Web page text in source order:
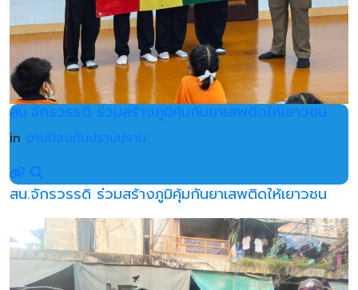
สน.จักรวรรดิ ร่วมสร้างภูมิคุ้มกันยาเสพติดให้เยาวชน
in งานป้องกันปราบปราม
สน.จักรวรรดิ ร่วมสร้างภูมิคุ้มกันยาเสพติดให้เยาวชน